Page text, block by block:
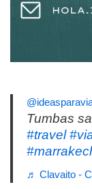
Tumbas
#travel
♬ Clavaito -